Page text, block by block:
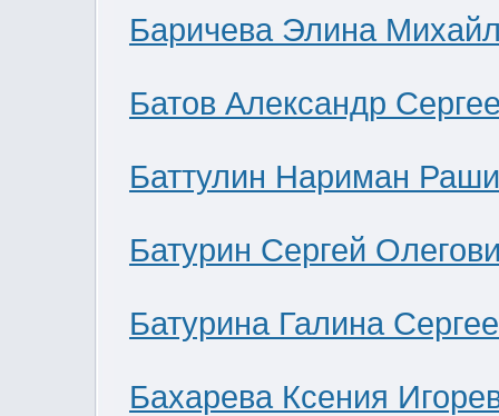
Баричева Элина
Батов Александр
Баттулин Нариман
Батурин Сергей
Батурина Галина
Бахарева Ксения